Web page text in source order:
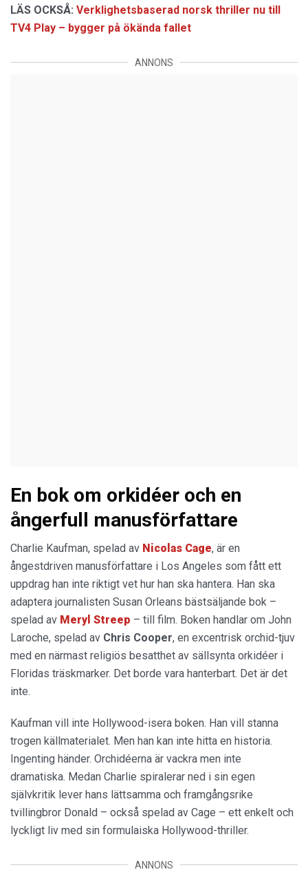
LÄS OCKSÅ: Verklighetsbaserad norsk thriller nu till
TV4 Play – bygger på ökända fallet
ANNONS
En bok om orkidéer och en
ångerfull manusförfattare
Charlie Kaufman, spelad av Nicolas Cage, är en
ångestdriven manusförfattare i Los Angeles som fått ett
uppdrag han inte riktigt vet hur han ska hantera. Han ska
adaptera journalisten Susan Orleans bästsäljande bok –
spelad av Meryl Streep – till film. Boken handlar om John
Laroche, spelad av Chris Cooper, en excentrisk orchid-tjuv
med en närmast religiös besatthet av sällsynta orkidéer i
Floridas träskmarker. Det borde vara hanterbart. Det är det
inte.
Kaufman vill inte Hollywood-isera boken. Han vill stanna
trogen källmaterialet. Men han kan inte hitta en historia.
Ingenting händer. Orchidéerna är vackra men inte
dramatiska. Medan Charlie spiralerar ned i sin egen
självkritik lever hans lättsamma och framgångsrike
tvillingbror Donald – också spelad av Cage – ett enkelt och
lyckligt liv med sin formulaiska Hollywood-thriller.
ANNONS